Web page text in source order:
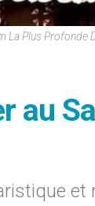
La Plus
au
et